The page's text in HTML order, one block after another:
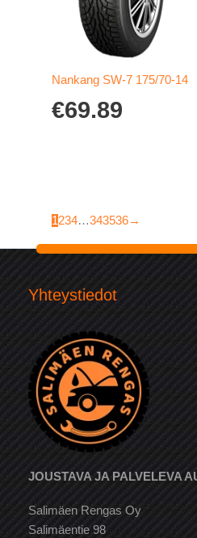
Nankang SW-7 175/70-14
€69.89
1234…343536→
Yhteystiedot
JOUSTAVA JA PALVELEVA
Salimäen Rengas Oy
Salimäentie 98